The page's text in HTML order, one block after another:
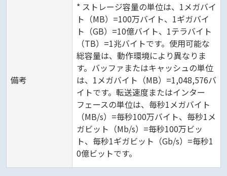
備考
* ストレージ容量の単位は、1メガバイ
ト（MB）=100万バイト、1ギガバイ
ト（GB）=10億バイト、1テラバイト
（TB）=1兆バイトです。使用可能な
総容量は、動作環境により異なりま
す。バッファまたはキャッシュの単位
は、1メガバイト（MB）=1,048,576バ
イトです。転送速度またはインター
フェースの単位は、毎秒1メガバイト
（MB/s）=毎秒100万バイト、毎秒1メ
ガビット（Mb/s）=毎秒100万ビッ
ト、毎秒1ギガビット（Gb/s）=毎秒1
0億ビットです。